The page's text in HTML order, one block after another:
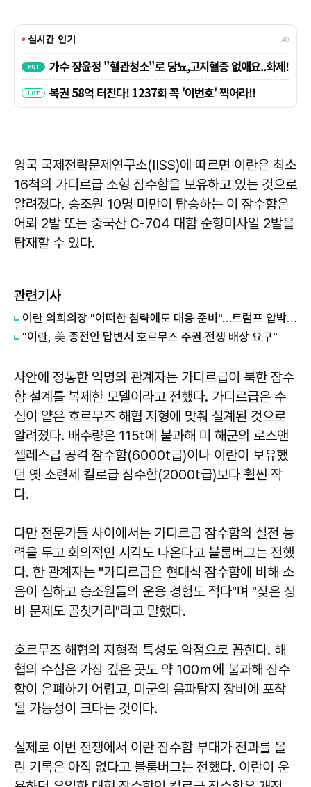
영국 국제전략문제연구소(IISS)에 따르면 이란은 최소
16척의 가디르급 소형 잠수함을 보유하고 있는 것으로
알려졌다. 승조원 10명 미만이 탑승하는 이 잠수함은
어뢰 2발 또는 중국산 C-704 대함 순항미사일 2발을
탑재할 수 있다.
관련기사
이란 의회의장 "어떠한 침략에도 대응 준비"…트럼프 압박에 맞불
"이란, 美 종전안 답변서 호르무즈 주권·전쟁 배상 요구"
사안에 정통한 익명의 관계자는 가디르급이 북한 잠수
함 설계를 복제한 모델이라고 전했다. 가디르급은 수
심이 얕은 호르무즈 해협 지형에 맞춰 설계된 것으로
알려졌다. 배수량은 115t에 불과해 미 해군의 로스앤
젤레스급 공격 잠수함(6000t급)이나 이란이 보유했
던 옛 소련제 킬로급 잠수함(2000t급)보다 훨씬 작
다.
다만 전문가들 사이에서는 가디르급 잠수함의 실전 능
력을 두고 회의적인 시각도 나온다고 블룸버그는 전했
다. 한 관계자는 "가디르급은 현대식 잠수함에 비해 소
음이 심하고 승조원들의 운용 경험도 적다"며 "잦은 정
비 문제도 골칫거리"라고 말했다.
호르무즈 해협의 지형적 특성도 약점으로 꼽힌다. 해
협의 수심은 가장 깊은 곳도 약 100ｍ에 불과해 잠수
함이 은폐하기 어렵고, 미군의 음파탐지 장비에 포착
될 가능성이 크다는 것이다.
실제로 이번 전쟁에서 이란 잠수함 부대가 전과를 올
린 기록은 아직 없다고 블룸버그는 전했다. 이란이 운